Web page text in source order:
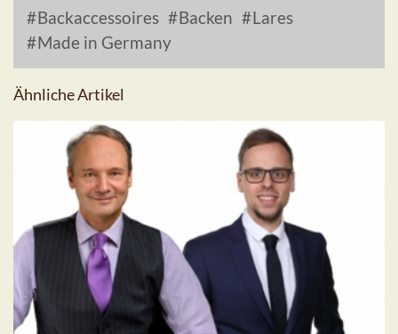
Backaccessoires Backen
Lares
Made in Germany
Ähnliche Artikel